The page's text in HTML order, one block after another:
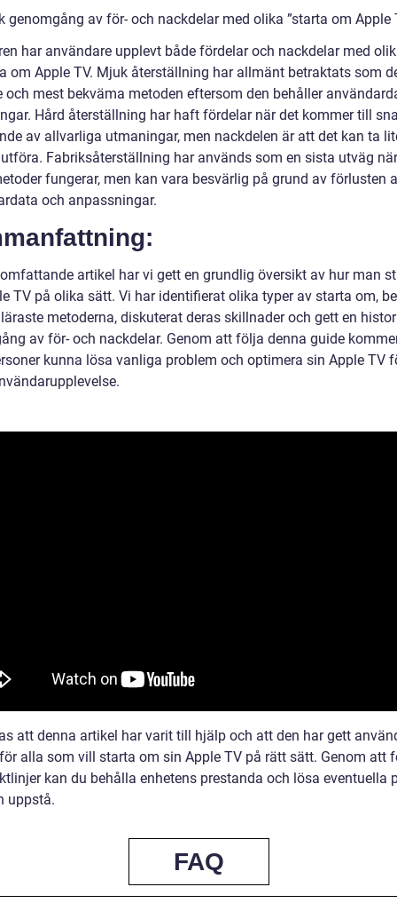
genomgång av för- och nackdelar med olika ”starta om Apple
har användare upplevt både fördelar och nackdelar med
om Apple TV. Mjuk återställning har allmänt betraktats som
och mest bekväma metoden eftersom den behåller
Hård återställning har haft fördelar när det kommer till
av allvarliga utmaningar, men nackdelen är att det kan ta
Fabriksåterställning har används som en sista utväg
fungerar, men kan vara besvärlig på grund av förlusten
och anpassningar.
artikel har vi gett en grundlig översikt av hur man
TV på olika sätt. Vi har identifierat olika typer av starta om,
metoderna, diskuterat deras skillnader och gett en
av för- och nackdelar. Genom att följa denna guide
kunna lösa vanliga problem och optimera sin Apple TV
att denna artikel har varit till hjälp och att den har gett
alla som vill starta om sin Apple TV på rätt sätt. Genom att
kan du behålla enhetens prestanda och lösa eventuella
uppstå.
FAQ